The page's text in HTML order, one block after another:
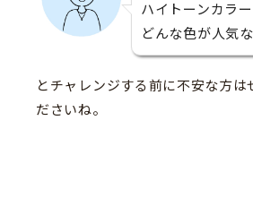
ハイトーンカラ
どんな色が人気
とチャレンジする前に不安な方は
ださいね。